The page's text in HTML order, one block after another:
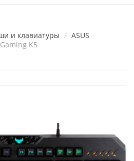
и клавиатуры
ASUS
K5